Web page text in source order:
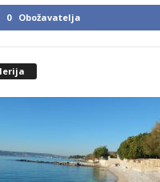
0 Obožavatelja